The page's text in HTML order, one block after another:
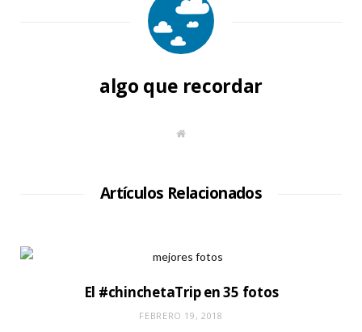
algo que recordar
S
W
Artículos Relacionados
El #chinchetaTrip en 35 fotos
FEBRERO 19, 2018